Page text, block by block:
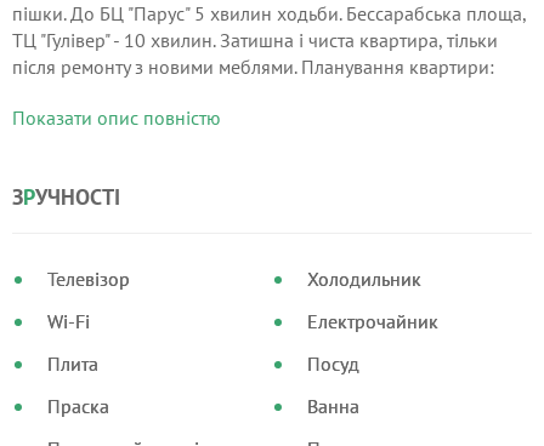
пішки. До БЦ "Парус" 5 хвилин ходьби. Бессарабська площа,
ТЦ "Гулівер" - 10 хвилин. Затишна і чиста квартира, тільки
після ремонту з новими меблями. Планування квартири:
двоспальним диваном і зручним обіднім столом, місткий
Показати опис повністю
ЗРУЧНОСТІ
Телевізор
Wi-Fi
Плита
Праска
Холодильник
Електрочайник
Посуд
Ванна